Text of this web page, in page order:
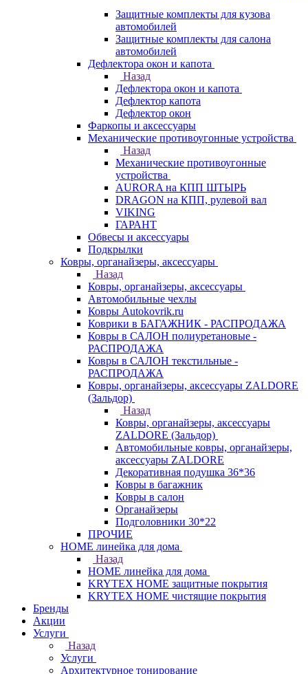
Защитные комплекты для кузова
автомобилей
Защитные комплекты для салона
автомобилей
Дефлектора окон и капота
Назад
Дефлектора окон и капота
Дефлектор капота
Дефлектор окон
Фаркопы и аксессуары
Механические противоугонные устройства
Назад
Механические противоугонные
устройства
AURORA на КПП ШТЫРЬ
DRAGON на КПП, рулевой вал
VIKING
ГАРАНТ
Обвесы и аксессуары
Подкрылки
Ковры, органайзеры, аксессуары
Назад
Ковры, органайзеры, аксессуары
Автомобильные чехлы
Ковры Autokovrik.ru
Коврики в БАГАЖНИК - РАСПРОДАЖА
Ковры в САЛОН полиуретановые -
РАСПРОДАЖА
Ковры в САЛОН текстильные -
РАСПРОДАЖА
Ковры, органайзеры, аксессуары ZALDORE
(Зальдор)
Назад
Ковры, органайзеры, аксессуары
ZALDORE (Зальдор)
Автомобильные ковры, органайзеры,
аксессуары ZALDORE
Декоративная подушка 36*36
Ковры в багажник
Ковры в салон
Органайзеры
Подголовники 30*22
ПРОЧИЕ
HOME линейка для дома
Назад
HOME линейка для дома
KRYTEX HOME защитные покрытия
KRYTEX HOME чистящие покрытия
Бренды
Акции
Услуги
Назад
Услуги
Архитектурное тонирование